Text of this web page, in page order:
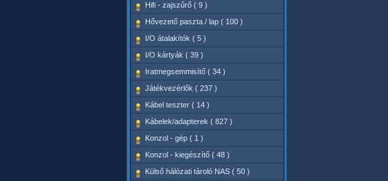
Hifi - zajszűrő ( 9 )
Hővezető paszta / lap ( 100 )
I/O átalakítók ( 5 )
I/O kártyák ( 39 )
Iratmegsemmisítő ( 34 )
Játékvezérlők ( 237 )
Kábel teszter ( 14 )
Kábelek/adapterek ( 827 )
Konzol - gép ( 1 )
Konzol - kiegészítő ( 48 )
Külső hálózati tároló NAS ( 50 )